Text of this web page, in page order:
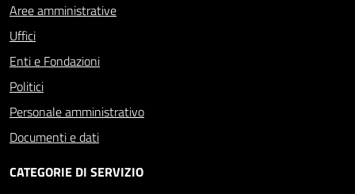
Aree amministrative
Uffici
Enti e Fondazioni
Politici
Personale amministrativo
Documenti e dati
CATEGORIE DI SERVIZIO